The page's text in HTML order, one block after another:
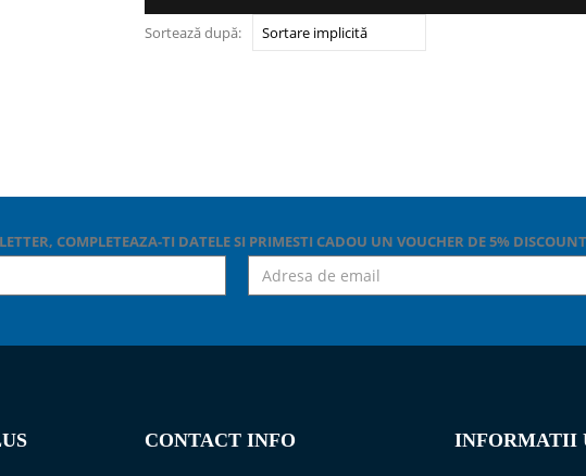
Sortează după:
COMPLETEAZA-TI DATELE SI PRIMESTI CADOU UN VOUCHER DE 5% DISCOUNT
CONTACT INFO INFORMATII